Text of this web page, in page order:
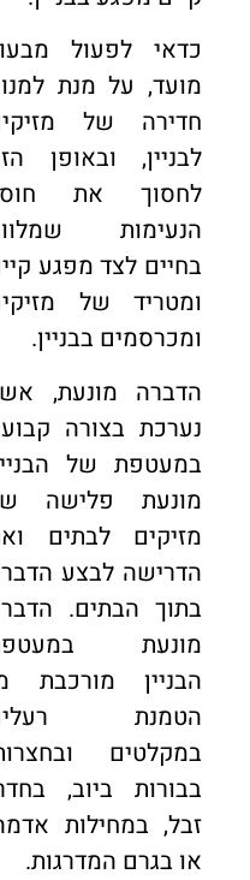
כדאי לפעול מבעוד
מועד, על מנת למנוע
חדירה של מזיקים
לבניין, ובאופן הזה
לחסוך את חוסר
הנעימות שמלווה
בחיים לצד מפגע קיים
ומטריד של מזיקים
ומכרסמים בבניין.
הדברה מונעת, אשר
נערכת בצורה קבועה
במעטפת של הבניין,
מונעת פלישה של
מזיקים לבתים ואת
הדרישה לבצע הדברה
בתוך הבתים. הדברה
מונעת במעטפת
הבניין מורכבת מן
הטמנת רעלים
במקלטים ובחצרות,
בבורות ביוב, בחדרי
זבל, במחילות אדמה,
או בגרם המדרגות.